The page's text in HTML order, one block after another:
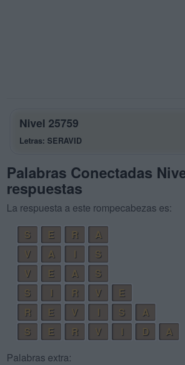
Nivel 25759
Letras: SERAVID
Palabras Conectadas
respuestas
La respuesta a este rompecabezas es:
S
E R
A
V
A
S
V
E A
S
S
R V
E
R
E V S
A
S
E R V D
A
Palabras extra: